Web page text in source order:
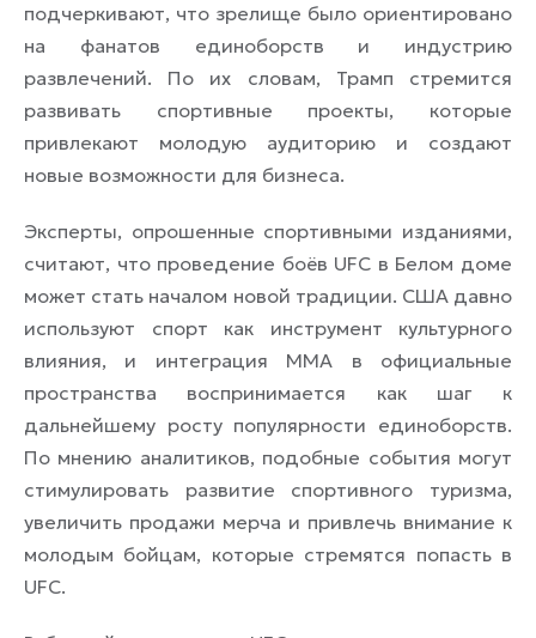
подчеркивают, что зрелище было ориентировано
на фанатов единоборств и индустрию
развлечений. По их словам, Трамп стремится
развивать спортивные проекты, которые
привлекают молодую аудиторию и создают
новые возможности для бизнеса.
Эксперты, опрошенные спортивными изданиями,
считают, что проведение боёв UFC в Белом доме
может стать началом новой традиции. США давно
используют спорт как инструмент культурного
влияния, и интеграция ММА в официальные
пространства воспринимается как шаг к
дальнейшему росту популярности единоборств.
По мнению аналитиков, подобные события могут
стимулировать развитие спортивного туризма,
увеличить продажи мерча и привлечь внимание к
молодым бойцам, которые стремятся попасть в
UFC.